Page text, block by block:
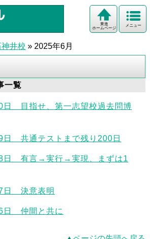
メニュー
東進
ホームページ
井校 » 2025年6月
一覧
日 目指せ、第一志望校過去問博
日 共通テストまで残り200日
日 有言→実行→実現、まずは1
日 決意表明
日 仲間と共に